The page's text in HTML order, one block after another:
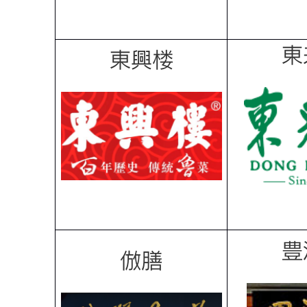
東興楼
倣膳